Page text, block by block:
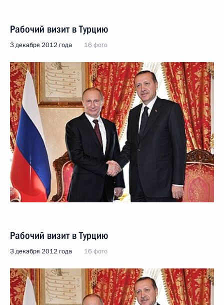
Рабочий визит в Турцию
3 декабря 2012 года 16 фото
Рабочий визит в Турцию
3 декабря 2012 года 16 фото